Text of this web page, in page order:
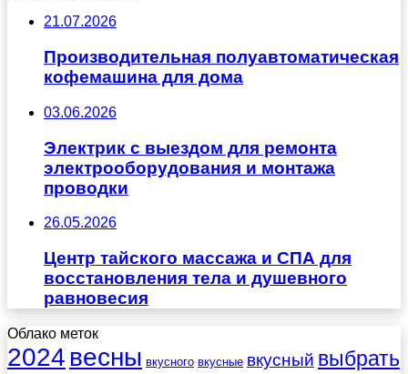
21.07.2026
Производительная полуавтоматическая
кофемашина для дома
03.06.2026
Электрик с выездом для ремонта
электрооборудования и монтажа
проводки
26.05.2026
Центр тайского массажа и СПА для
восстановления тела и душевного
равновесия
Облако меток
2024 весны вкусного вкусные вкусный выбрать